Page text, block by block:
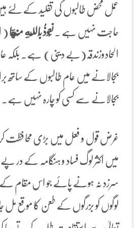
عمل محض طالبوں کی تقلید کے لئے
حاجت نہیں ہے ۔ ‌نَعُوذُ ‌بِاللَّهِ ‌مِنْهَا (
الحادوزندقہ(بے دینی) ہے۔ بلکہ
بجالانے میں عام طالبوں کے ساتھ
بجالانے سے کسی کو چارہ نہیں ہے۔
غرض قول و فعل میں بڑی محافظت
میں اکثر لوگ فساد و ہنگامہ کے در پے
سرزد نہ ہونے پائے جو اس مقام کے
لوگوں کو بزرگوں کے طعن کا موقع